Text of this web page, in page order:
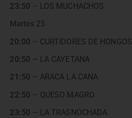
23:50 – LOS MUCHACHOS
Martes 25
20:00 – CURTIDORES DE HONGOS
20:50 – LA CAYETANA
21:50 – ARACA LA CANA
22:50 – QUESO MAGRO
23:50 – LA TRASNOCHADA